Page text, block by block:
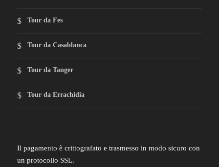
Tour da Fes
Tour da Casablanca
Tour da Tanger
Tour da Errachidia
Il pagamento è crittografato e trasmesso in modo sicuro con
un protocollo SSL.